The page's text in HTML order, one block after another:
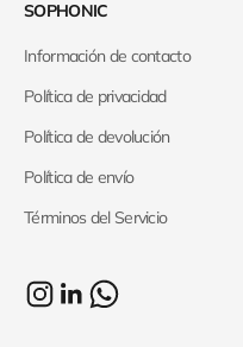
SOPHONIC
Información de contacto
Política de privacidad
Política de devolución
Política de envío
Términos del Servicio